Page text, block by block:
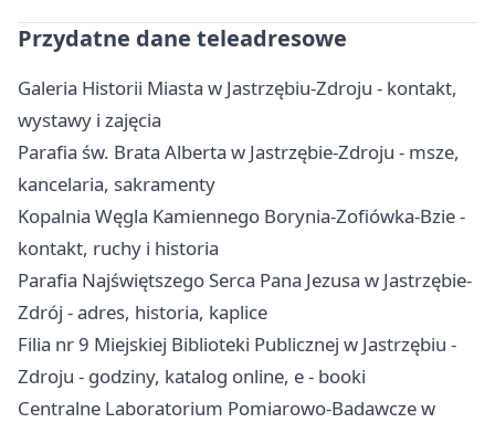
Przydatne dane teleadresowe
Galeria Historii Miasta w Jastrzębiu-Zdroju - kontakt,
wystawy i zajęcia
Parafia św. Brata Alberta w Jastrzębie-Zdroju - msze,
kancelaria, sakramenty
Kopalnia Węgla Kamiennego Borynia-Zofiówka-Bzie -
kontakt, ruchy i historia
Parafia Najświętszego Serca Pana Jezusa w Jastrzębie-
Zdrój - adres, historia, kaplice
Filia nr 9 Miejskiej Biblioteki Publicznej w Jastrzębiu -
Zdroju - godziny, katalog online, e - booki
Centralne Laboratorium Pomiarowo-Badawcze w